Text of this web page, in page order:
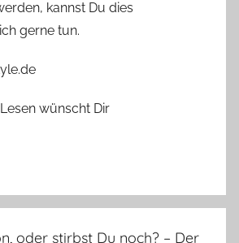
kannst Du dies
gerne tun.
wünscht Dir
oder stirbst Du noch? – Der